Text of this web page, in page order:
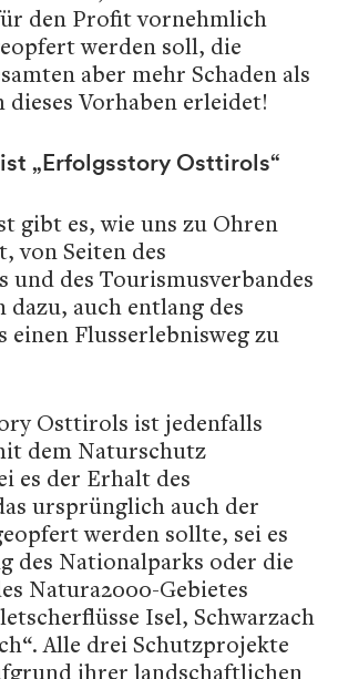
den Profit vornehmlich
werden soll, die
aber mehr Schaden als
Vorhaben erleidet!
„Erfolgsstory Osttirols“
gibt es, wie uns zu Ohren
von Seiten des
und des Tourismusverbandes
dazu, auch entlang des
einen Flusserlebnisweg zu
Osttirols ist jedenfalls
dem Naturschutz
es der Erhalt des
ursprünglich auch der
werden sollte, sei es
des Nationalparks oder die
Natura2000-Gebietes
Isel, Schwarzach
Alle drei Schutzprojekte
ihrer landschaftlichen